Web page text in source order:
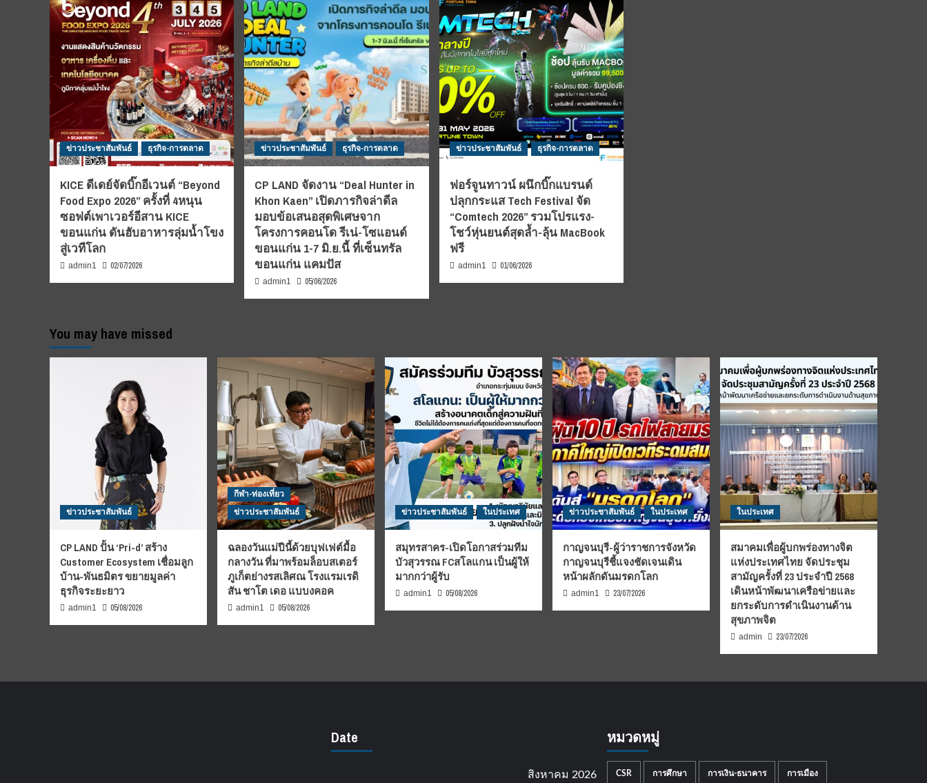
ข่าวประชาสัมพันธ์ ธุรกิจ-การตลาด
KICE ดีเดย์จัดบิ๊กอีเวนต์ “Beyond
Food Expo 2026” ครั้งที่ 4หนุน
ซอฟต์เพาเวอร์อีสาน KICE
ขอนแก่น ดันฮับอาหารลุ่มน้ำโขง
สู่เวทีโลก
admin1 02/07/2026
ข่าวประชาสัมพันธ์ ธุรกิจ-การตลาด
CP LAND จัดงาน “Deal Hunter in
Khon Kaen” เปิดภารกิจล่าดีล
มอบข้อเสนอสุดพิเศษจาก
โครงการคอนโด รีเน่-โซแอนด์
ขอนแก่น 1-7 มิ.ย.นี้ ที่เซ็นทรัล
ขอนแก่น แคมปัส
admin1 05/06/2026
ข่าวประชาสัมพันธ์ ธุรกิจ-การตลาด
ฟอร์จูนทาวน์ ผนึกบิ๊กแบรนด์
ปลุกกระแส Tech Festival จัด
“Comtech 2026” รวมโปรแรง-
โชว์หุ่นยนต์สุดล้ำ-ลุ้น MacBook
ฟรี
admin1 01/06/2026
You may have missed
ข่าวประชาสัมพันธ์
CP LAND ปั้น ‘Pri-d’ สร้าง
Customer Ecosystem เชื่อมลูก
บ้าน-พันธมิตร ขยายมูลค่า
ธุรกิจระยะยาว
admin1 05/08/2026
กีฬา-ท่องเที่ยว
ข่าวประชาสัมพันธ์
ฉลองวันแม่ปีนี้ด้วยบุฟเฟต์มื้อ
กลางวัน ที่มาพร้อมล็อบสเตอร์
ภูเก็ตย่างรสเลิศณ โรงแรมเรดิ
สัน ชาโต เดอ แบบงคอค
admin1 05/08/2026
ข่าวประชาสัมพันธ์ ในประเทศ
สมุทรสาคร-เปิดโอกาสร่วมทีม
บัวสุวรรณ FCสโลแกน เป็นผู้ให้
มากกว่าผู้รับ
admin1 05/08/2026
ข่าวประชาสัมพันธ์ ในประเทศ
กาญจนบุรี-ผู้ว่าราชการจังหวัด
กาญจนบุรีชี้แจงชัดเจนเดิน
หน้าผลักดันมรดกโลก
admin1 23/07/2026
ในประเทศ
สมาคมเพื่อผู้บกพร่องทางจิต
แห่งประเทศไทย จัดประชุม
สามัญครั้งที่ 23 ประจำปี 2568
เดินหน้าพัฒนาเครือข่ายและ
ยกระดับการดำเนินงานด้าน
สุขภาพจิต
admin 23/07/2026
Date
สิงหาคม 2026
หมวดหมู่
CSR การศึกษา การเงิน-ธนาคาร การเมือง